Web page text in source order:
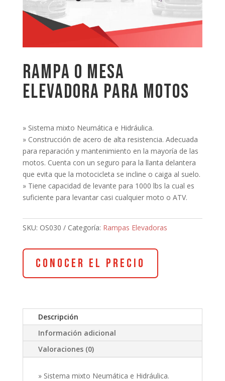
RAMPA O MESA
ELEVADORA PARA MOTOS
» Sistema mixto Neumática e Hidráulica.
» Construcción de acero de alta resistencia. Adecuada
para reparación y mantenimiento en la mayoría de las
motos. Cuenta con un seguro para la llanta delantera
que evita que la motocicleta se incline o caiga al suelo.
» Tiene capacidad de levante para 1000 lbs la cual es
suficiente para levantar casi cualquier moto o ATV.
SKU: OS030 Categoría: Rampas Elevadoras
Conocer el Precio
Descripción
Información adicional
Valoraciones (0)
» Sistema mixto Neumática e Hidráulica.